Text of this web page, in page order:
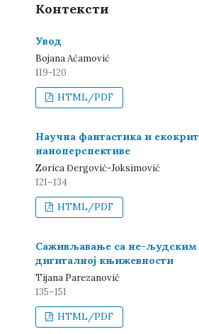
Контексти
Увод
Bojana Aćamović
119-120
HTML/PDF
Научна фантастика и
наноперспективе
Zorica Đergović-Joksimović
121–134
HTML/PDF
Саживљавање са не-људским
дигиталној књижевности
Tijana Parezanović
135–151
HTML/PDF